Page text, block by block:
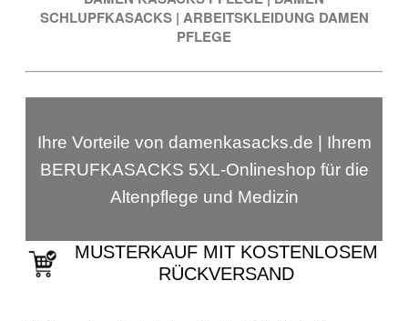
SCHLUPFKASACKS | ARBEITSKLEIDUNG DAMEN
PFLEGE
Ihre Vorteile von damenkasacks.de | Ihrem
BERUFKASACKS 5XL-Onlineshop für die
Altenpflege und Medizin
MUSTERKAUF MIT KOSTENLOSEM
RÜCKVERSAND